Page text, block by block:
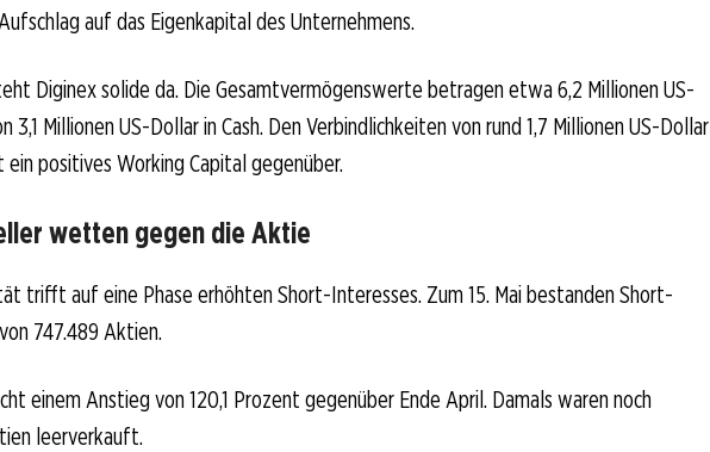
auf das Eigenkapital des Unternehmens.
Diginex solide da. Die Gesamtvermögenswerte betragen etwa 6,2 Millionen US-
3,1 Millionen US-Dollar in Cash. Den Verbindlichkeiten von rund 1,7 Millionen US-Dollar
positives Working Capital gegenüber.
wetten gegen die Aktie
trifft auf eine Phase erhöhten Short-Interesses. Zum 15. Mai bestanden Short-
747.489 Aktien.
einem Anstieg von 120,1 Prozent gegenüber Ende April. Damals waren noch
leerverkauft.